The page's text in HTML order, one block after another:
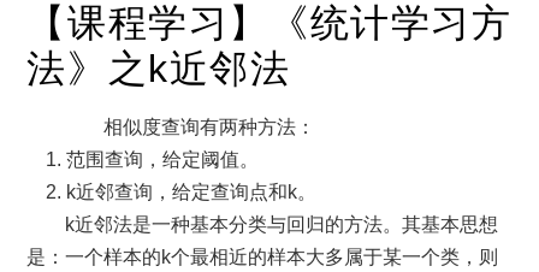
【课程学习】《统计学习方
法》之k近邻法
相似度查询有两种方法：
1. 范围查询，给定阈值。
2. k近邻查询，给定查询点和k。
k近邻法是一种基本分类与回归的方法。其基本思想
是：一个样本的k个最相近的样本大多属于某一个类，则